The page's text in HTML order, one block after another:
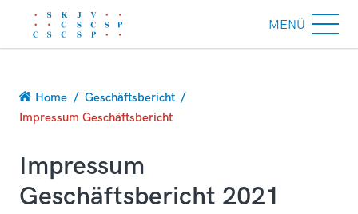
MENÜ
Breadcrumb
Home
Geschäftsbericht
Impressum Geschäftsbericht
Impressum
Geschäftsbericht 2021